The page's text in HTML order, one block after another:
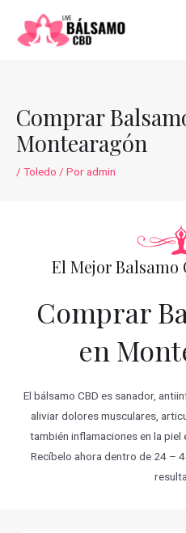
contenido
Comprar
Montearagón
/ Toledo / Poradmin
El Mejor Balsamo
Comprar
en
El bálsamo CBD es sanador,
aliviar dolores musculares,
también inflamaciones en la
Recíbelo ahora dentro de 24 –